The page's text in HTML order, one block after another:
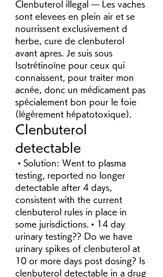
Clenbuterol illegal — Les vaches
sont elevees en plein air et se
nourrissent exclusivement d
herbe, cure de clenbuterol
avant apres. Je suis sous
Isotrétinoïne pour ceux qui
connaissent, pour traiter mon
acnée, donc un médicament pas
spécialement bon pour le foie
(légèrement hépatotoxique).
Clenbuterol
detectable
testing, reported no longer
detectable after 4 days,
consistent with the current
clenbuterol rules in place in
some jurisdictions. • 14 day
urinary testing?? Do we have
urinary spikes of clenbuterol at
10 or more days post dosing? Is
clenbuterol detectable in a drug